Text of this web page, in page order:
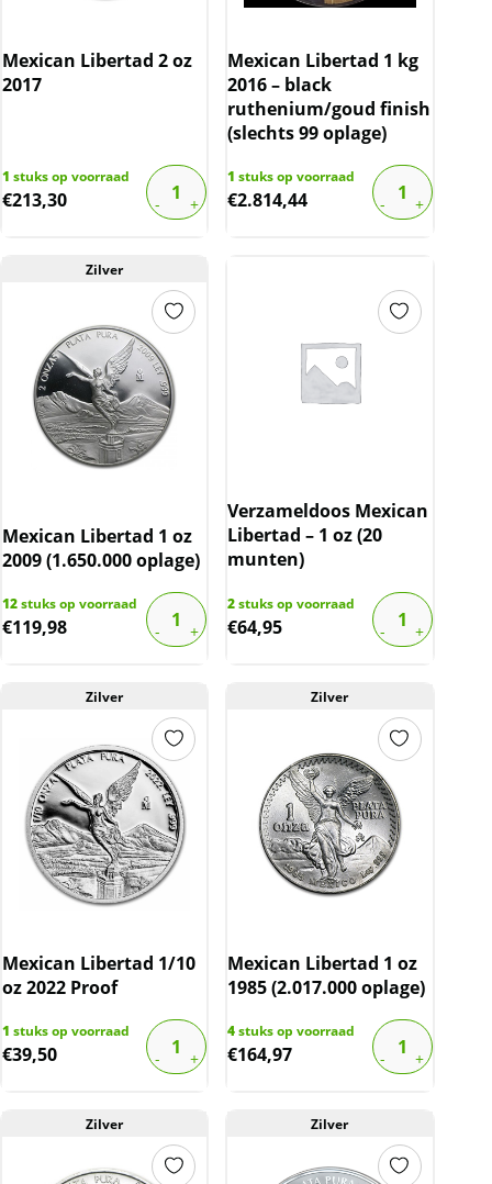
Mexican Libertad 2 oz
2017
1 stuks op voorraad
€213,30
Mexican Libertad 1 kg
2016 – black
ruthenium/goud finish
(slechts 99 oplage)
1 stuks op voorraad
€2.814,44
Zilver
Mexican Libertad 1 oz
2009 (1.650.000 oplage)
12stuks op voorraad
€119,98
Verzameldoos Mexican
Libertad – 1 oz (20
munten)
2stuks op voorraad
€64,95
Zilver
Mexican Libertad 1/10
oz 2022 Proof
1 stuks op voorraad
€39,50
Zilver
Mexican Libertad 1 oz
1985 (2.017.000 oplage)
4stuks op voorraad
€164,97
Zilver Zilver